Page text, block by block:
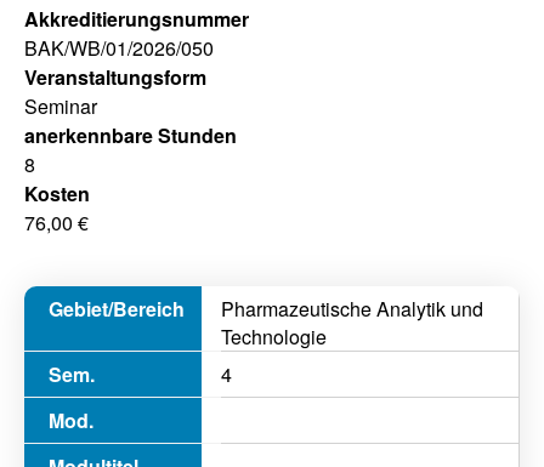
Akkreditierungsnummer
BAK/WB/01/2026/050
Veranstaltungsform
Seminar
anerkennbare Stunden
8
Kosten
76,00 €
Pharmazeutische Analytik und
Technologie
4